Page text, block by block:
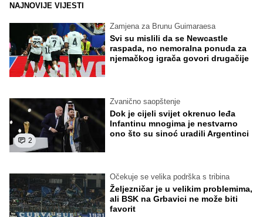
NAJNOVIJE VIJESTI
Zamjena za Brunu Guimaraesa
Svi su mislili da se Newcastle
raspada, no nemoralna ponuda za
njemačkog igrača govori drugačije
2
Zvanično saopštenje
Dok je cijeli svijet okrenuo leđa
Infantinu mnogima je nestvarno
ono što su sinoć uradili Argentinci
Očekuje se velika podrška s tribina
Željezničar je u velikim problemima,
ali BSK na Grbavici ne može biti
favorit